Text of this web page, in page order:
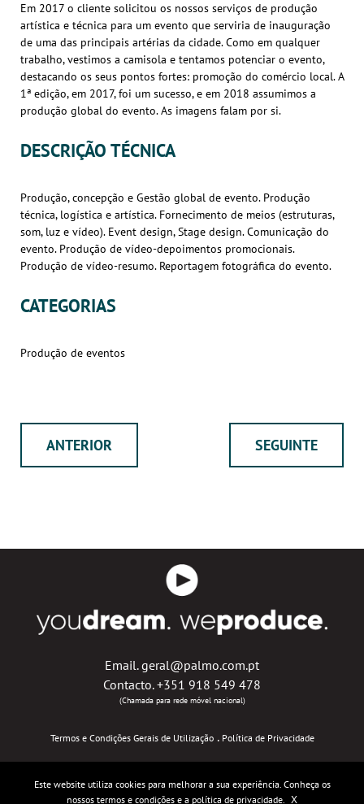
Em 2017 o cliente solicitou os nossos serviços de produção
artística e técnica para um evento que serviria de inauguração
de uma das principais artérias da cidade. Como em qualquer
trabalho, vestimos a camisola e tentamos potenciar o evento,
destacando os seus pontos fortes: promoção do comércio local. A
1ª edição, em 2017, foi um sucesso, e em 2018 assumimos a
produção global do evento. As imagens falam por si.
DESCRIÇÃO TÉCNICA
Produção, concepção e Gestão global de evento. Produção
técnica, logística e artística. Fornecimento de meios (estruturas,
som, luz e vídeo). Event design, Stage design. Comunicação do
evento. Produção de vídeo-depoimentos promocionais.
Produção de vídeo-resumo. Reportagem fotográfica do evento.
CATEGORIAS
Produção de eventos
ANTERIOR SEGUINTE
Email. geral@palmo.com.pt
Contacto. +351 918 549 478
(Chamada para rede móvel nacional)
Termos e Condições Gerais de Utilização. Política de Privacidade
Este website utiliza cookies para melhorar a sua experiência. Conheça os
nossos termos e condições e a política de privacidade. X